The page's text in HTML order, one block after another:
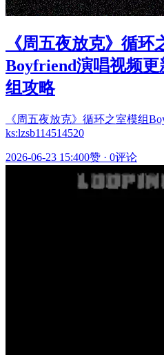
《周五夜放克》循环
Boyfriend演唱视频
组攻略
《周五夜放克》循环之室模组
ks:lzsb114514520
2026-06-23 15:400赞 · 0评论